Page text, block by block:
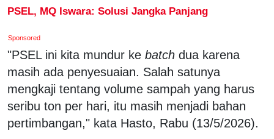
PSEL, MQ Iswara: Solusi Jangka Panjang
Sponsored
"PSEL ini kita mundur ke batch dua karena
masih ada penyesuaian. Salah satunya
mengkaji tentang volume sampah yang harus
seribu ton per hari, itu masih menjadi bahan
pertimbangan," kata Hasto, Rabu (13/5/2026).